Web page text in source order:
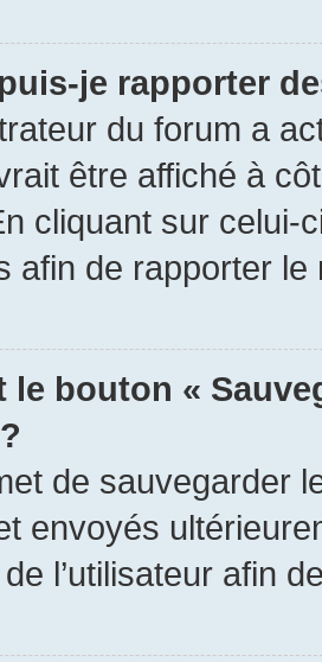
je rapporter
du forum a
être affiché à
cliquant sur
afin de rapporter le
le bouton «
de sauvegarder
envoyés
l’utilisateur afin